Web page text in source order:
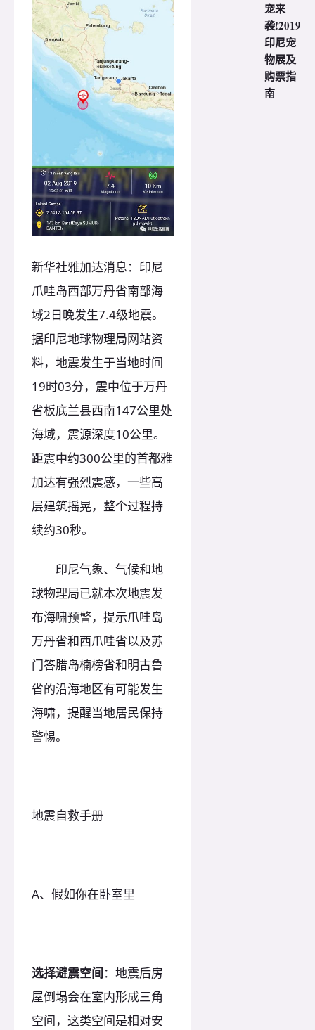
新华社雅加达消息：印尼
爪哇岛西部万丹省南部海
域2日晚发生7.4级地震。
据印尼地球物理局网站资
料，地震发生于当地时间
19时03分，震中位于万丹
省板底兰县西南147公里处
海域，震源深度10公里。
距震中约300公里的首都雅
加达有强烈震感，一些高
层建筑摇晃，整个过程持
续约30秒。
印尼气象、气候和地
球物理局已就本次地震发
布海啸预警，提示爪哇岛
万丹省和西爪哇省以及苏
门答腊岛楠榜省和明古鲁
省的沿海地区有可能发生
海啸，提醒当地居民保持
警惕。
地震自救手册
A、假如你在卧室里
选择避震空间：地震后房
屋倒塌会在室内形成三角
空间，这类空间是相对安
宠来
袭!2019
印尼宠
物展及
购票指
南